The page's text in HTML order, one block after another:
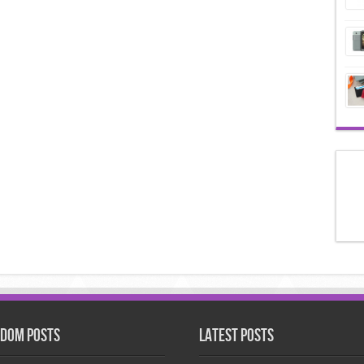
Posts Latest Posts